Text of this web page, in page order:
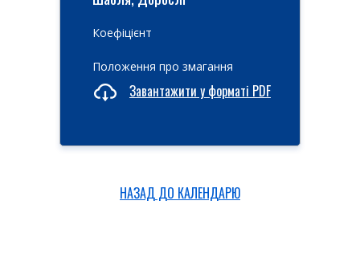
Коефіцієнт
Положення про змагання
Завантажити у форматі PDF
НАЗАД ДО КАЛЕНДАРЮ